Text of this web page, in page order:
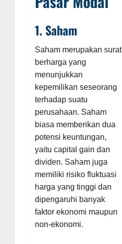
1. Saham
Saham merupakan surat
berharga yang
menunjukkan
kepemilikan seseorang
terhadap suatu
perusahaan. Saham
biasa memberikan dua
potensi keuntungan,
yaitu capital gain dan
dividen. Saham juga
memiliki risiko fluktuasi
harga yang tinggi dan
dipengaruhi banyak
faktor ekonomi maupun
non-ekonomi.